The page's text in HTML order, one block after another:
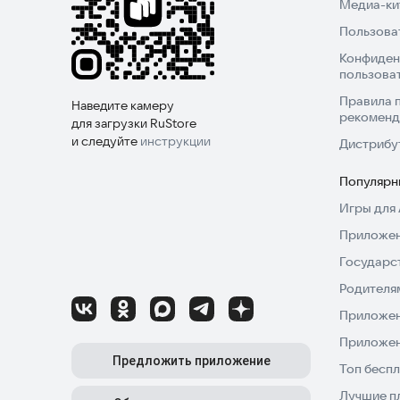
Наведите камеру
для загрузки RuStore
и следуйте инструкции
Предложить приложение
Медиа-
Правила
Игры для
Топ
Лучшие